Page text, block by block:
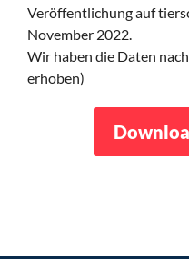
Veröffentlichung auf
November 2022.
Wir haben die Daten
erhoben)